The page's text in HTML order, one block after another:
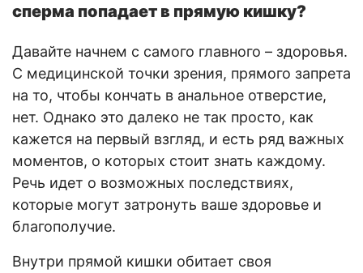
сперма попадает в прямую кишку?
Давайте начнем с самого главного – здоровья.
С медицинской точки зрения, прямого запрета
на то, чтобы кончать в анальное отверстие,
нет. Однако это далеко не так просто, как
кажется на первый взгляд, и есть ряд важных
моментов, о которых стоит знать каждому.
Речь идет о возможных последствиях,
которые могут затронуть ваше здоровье и
благополучие.
Внутри прямой кишки обитает своя